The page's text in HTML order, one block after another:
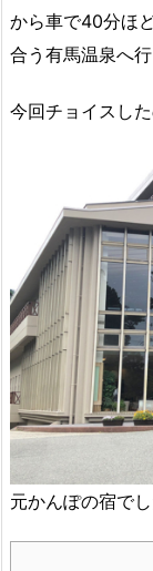
から車で40分ほ
合う有馬温泉へ行
今回チョイスし
元かんぽの宿で